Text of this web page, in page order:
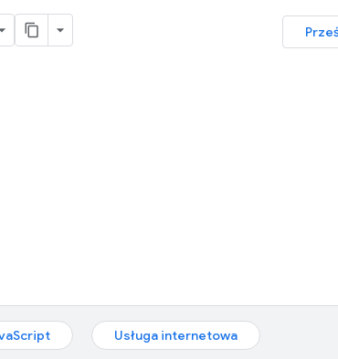
Usługa internetowa